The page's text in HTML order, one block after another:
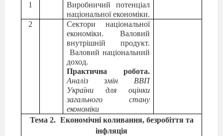
1
Виробничий потенціал
національної економіки.
2
Сектори національної
економіки. Валовий
внутрішній продукт.
Валовий національний
доход.
Практична робота.
Аналіз змін ВВП
України для оцінки
загального стану
економіки
Тема 2. Економічні коливання, безробіття та
інфляція